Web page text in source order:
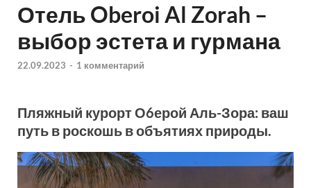
Отель Oberoi Al Zorah –
выбор эстета и гурмана
22.09.2023 - 1 комментарий
Пляжный курорт О6ерой Аль-Зора: ваш
путь в роскошь в объятиях природы.